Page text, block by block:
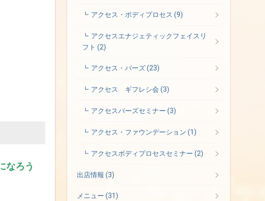
なろう
アクセス・ボディプロセス(9)
アクセスエナジェティックフェイスリ
フト(2)
アクセス・バーズ(23)
アクセス ギフレシ会(3)
アクセスバーズセミナー(3)
アクセス・ファウンデーション(1)
アクセスボディプロセスセミナー(2)
出店情報 (3)
メニュー (31)